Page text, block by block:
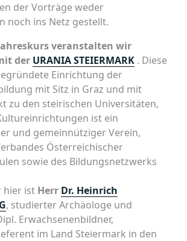
der Vorträge weder
noch ins Netz gestellt.
veranstalten wir
der URANIA STEIERMARK . Diese
Einrichtung der
mit Sitz in Graz und mit
zu den steirischen Universitäten,
ist ein
und gemeinnütziger Verein,
Österreichischer
sowie des Bildungsnetzwerks
hier ist Herr Dr. Heinrich
, studierter Archäologe und
Erwachsenenbildner,
im Land Steiermark in den